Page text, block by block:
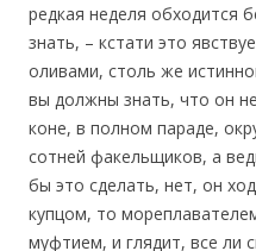
редкая неделя обходится
знать, – кстати это
оливами, столь же
вы должны знать, что он
коне, в полном параде,
сотней факельщиков, а
бы это сделать, нет, он
купцом, то
муфтием, и глядит, все ли